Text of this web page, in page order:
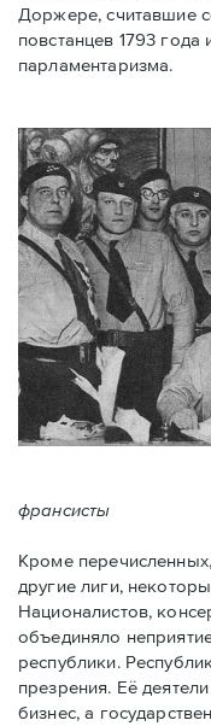
Доржере, считавшие
повстанцев 1793
парламентаризма.
франсисты
Кроме
другие лиги,
Националистов,
объединяло
республики.
презрения. Её
бизнес, а